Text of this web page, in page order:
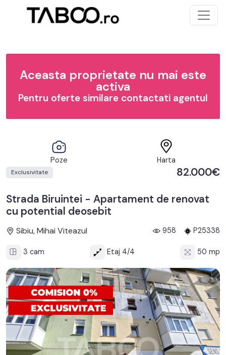
Aceasta proprietate nu mai este
activa
Pentru oferte similare contactati agentul
Poze Harta
Exclusivitate 82.000€
Strada Biruintei - Apartament de renovat
cu potential deosebit
Sibiu, Mihai Viteazul 958 P25338
3 cam Etaj 4/4 50 mp